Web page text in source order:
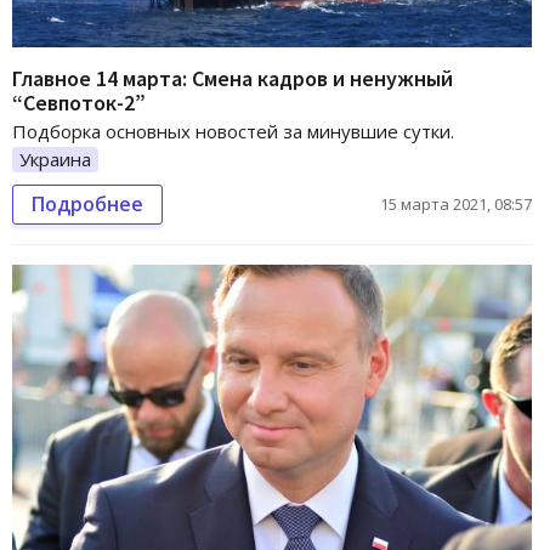
Главное 14 марта: Смена кадров и ненужный
“Севпоток-2”
Подборка основных новостей за минувшие сутки.
Украина
Подробнее 15 марта 2021, 08:57